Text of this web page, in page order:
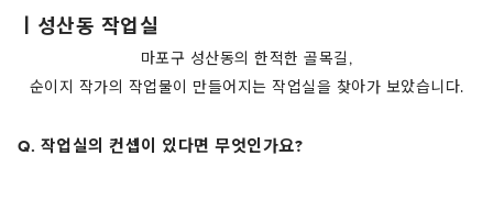
ㅣ성산동 작업실
마포구 성산동의 한적한 골목길,
순이지 작가의 작업물이 만들어지는 작업실을 찾아가 보았습니다.
Q. 작업실의 컨셉이 있다면 무엇인가요?